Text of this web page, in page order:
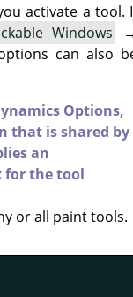
activate a tool.
Windows
can also
Options,
that is shared by
an
for the tool
or all paint tools.